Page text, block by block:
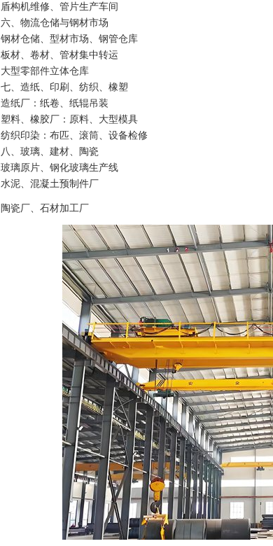
盾构机维修、管片生产车间
六、物流仓储与钢材市场
钢材仓储、型材市场、钢管仓库
板材、卷材、管材集中转运
大型零部件立体仓库
七、造纸、印刷、纺织、橡塑
造纸厂：纸卷、纸辊吊装
塑料、橡胶厂：原料、大型模具
纺织印染：布匹、滚筒、设备检修
八、玻璃、建材、陶瓷
玻璃原片、钢化玻璃生产线
水泥、混凝土预制件厂
陶瓷厂、石材加工厂